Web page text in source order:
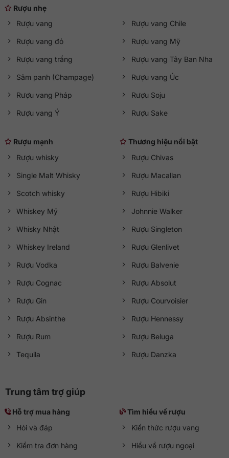
hotline 0363 90 9636
khảo chi tiết và đặt hàng
Rượu nhẹ
Rượu vang
Rượu vang đỏ
Rượu vang trắng
Sâm panh (Champage)
Rượu vang Pháp
Rượu vang Ý
Rượu vang Chile
Rượu vang Mỹ
Rượu vang Tây Ban Nha
Rượu vang Úc
Rượu Soju
Rượu Sake
Rượu mạnh
Rượu whisky
Single Malt Whisky
Scotch whisky
Whiskey Mỹ
Whisky Nhật
Whiskey Ireland
Rượu Vodka
Rượu Cognac
Rượu Gin
Rượu Absinthe
Rượu Rum
Tequila
Thương hiệu nổi bật
Rượu Chivas
Rượu Macallan
Rượu Hibiki
Johnnie Walker
Rượu Singleton
Rượu Glenlivet
Rượu Balvenie
Rượu Absolut
Rượu Courvoisier
Rượu Hennessy
Rượu Beluga
Rượu Danzka
Trung tâm trợ giúp
Hỗ trợ mua hàng
Hỏi và đáp
Kiểm tra đơn hàng
Tìm hiểu về rượu
Kiến thức rượu vang
Hiểu về rượu ngoại